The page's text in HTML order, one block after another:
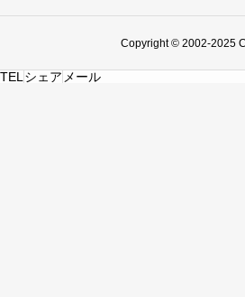
Copyright © 2002-2025
TEL シェア メール